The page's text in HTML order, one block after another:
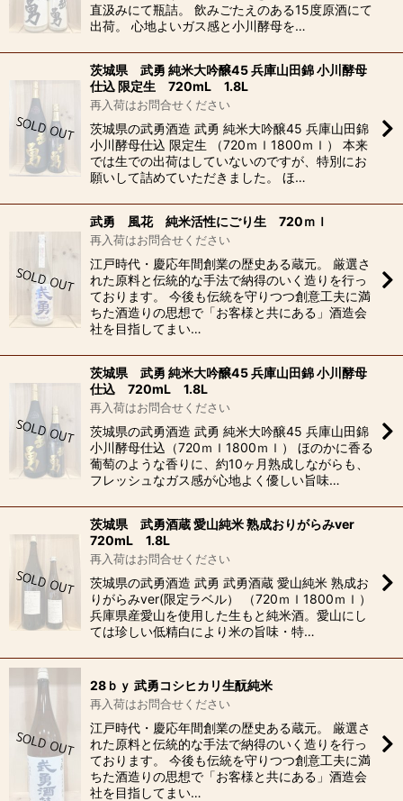
直汲みにて瓶詰。 飲みごたえのある15度原酒にて
出荷。 心地よいガス感と小川酵母を…
茨城県 武勇 純米大吟醸45 兵庫山田錦 小川酵母
仕込 限定生 720mL 1.8L
再入荷はお問合せください
茨城県の武勇酒造 武勇 純米大吟醸45 兵庫山田錦
小川酵母仕込 限定生 （720ｍｌ1800ｍｌ） 本来
では生での出荷はしていないのですが、特別にお
願いして詰めていただきました。 ほ…
武勇 風花 純米活性にごり生 720ｍｌ
再入荷はお問合せください
江戸時代・慶応年間創業の歴史ある蔵元。 厳選さ
れた原料と伝統的な手法で納得のいく造りを行っ
ております。 今後も伝統を守りつつ創意工夫に満
ちた酒造りの思想で「お客様と共にある」酒造会
社を目指してまい…
茨城県 武勇 純米大吟醸45 兵庫山田錦 小川酵母
仕込 720mL 1.8L
再入荷はお問合せください
茨城県の武勇酒造 武勇 純米大吟醸45 兵庫山田錦
小川酵母仕込（720ｍｌ1800ｍｌ） ほのかに香る
葡萄のような香りに、約10ヶ月熟成しながらも、
フレッシュなガス感が心地よく優しい旨味…
茨城県 武勇酒蔵 愛山純米 熟成おりがらみver
720mL 1.8L
再入荷はお問合せください
茨城県の武勇酒造 武勇 武勇酒蔵 愛山純米 熟成お
りがらみver(限定ラベル） （720ｍｌ1800ｍｌ）
兵庫県産愛山を使用した生もと純米酒。愛山にし
ては珍しい低精白により米の旨味・特…
28ｂｙ 武勇コシヒカリ生酛純米
再入荷はお問合せください
江戸時代・慶応年間創業の歴史ある蔵元。 厳選さ
れた原料と伝統的な手法で納得のいく造りを行っ
ております。 今後も伝統を守りつつ創意工夫に満
ちた酒造りの思想で「お客様と共にある」酒造会
社を目指してまい…